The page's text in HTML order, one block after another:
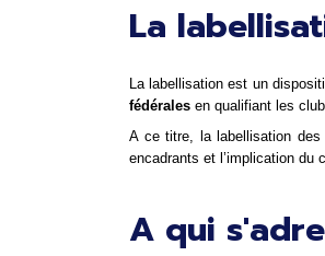
La
La labellisation est un
fédérales en qualifiant les
A ce titre, la labellisation
encadrants et l’implication du
A qui